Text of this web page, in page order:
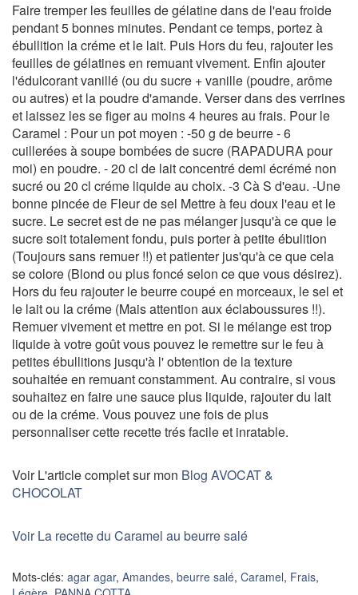
Faire tremper les feuilles de gélatine dans de l'eau froide
pendant 5 bonnes minutes. Pendant ce temps, portez à
ébullition la créme et le lait. Puis Hors du feu, rajouter les
feuilles de gélatines en remuant vivement. Enfin ajouter
l'édulcorant vanillé (ou du sucre + vanille (poudre, arôme
ou autres) et la poudre d'amande. Verser dans des verrines
et laissez les se figer au moins 4 heures au frais. Pour le
Caramel : Pour un pot moyen : -50 g de beurre - 6
cuillerées à soupe bombées de sucre (RAPADURA pour
moi) en poudre. - 20 cl de lait concentré demi écrémé non
sucré ou 20 cl créme liquide au choix. -3 Cà S d'eau. -Une
bonne pincée de Fleur de sel Mettre à feu doux l'eau et le
sucre. Le secret est de ne pas mélanger jusqu'à ce que le
sucre soit totalement fondu, puis porter à petite ébulition
(Toujours sans remuer !!) et patienter jus'qu'à ce que cela
se colore (Blond ou plus foncé selon ce que vous désirez).
Hors du feu rajouter le beurre coupé en morceaux, le sel et
le lait ou la créme (Mais attention aux éclaboussures !!).
Remuer vivement et mettre en pot. Si le mélange est trop
liquide à votre goût vous pouvez le remettre sur le feu à
petites ébullitions jusqu'à l' obtention de la texture
souhaitée en remuant constamment. Au contraire, si vous
souhaitez en faire une sauce plus liquide, rajouter du lait
ou de la créme. Vous pouvez une fois de plus
personnaliser cette recette trés facile et inratable.
Voir L'article complet sur mon Blog AVOCAT &
CHOCOLAT
Voir La recette du Caramel au beurre salé
Mots-clés: agar agar, Amandes, beurre salé, Caramel, Frais,